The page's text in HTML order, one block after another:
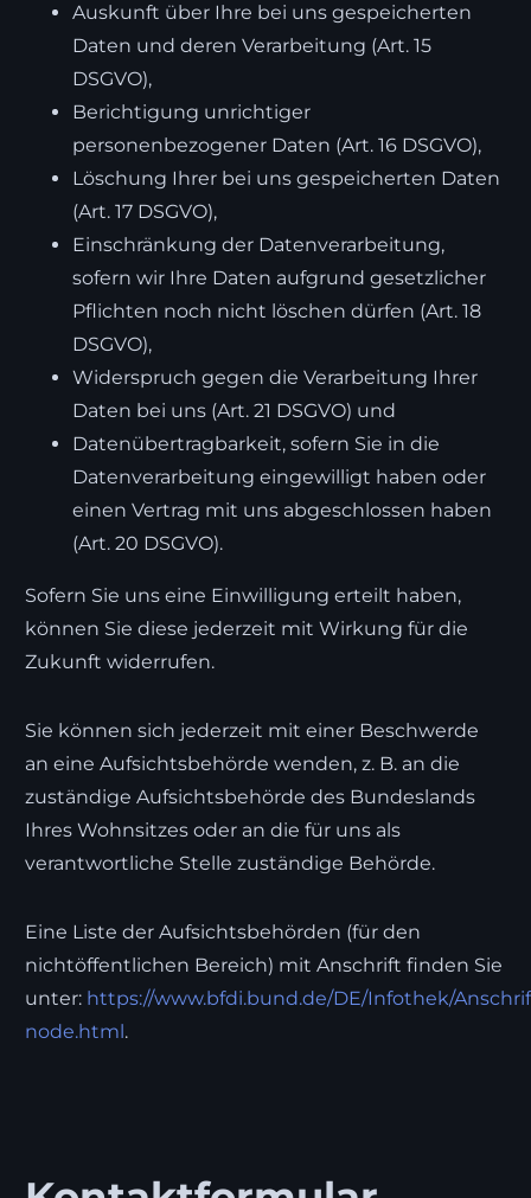
Auskunft über Ihre bei uns gespeicherten
Daten und deren Verarbeitung (Art. 15
DSGVO),
Berichtigung unrichtiger
personenbezogener Daten (Art. 16 DSGVO),
Löschung Ihrer bei uns gespeicherten Daten
(Art. 17 DSGVO),
Einschränkung der Datenverarbeitung,
sofern wir Ihre Daten aufgrund gesetzlicher
Pflichten noch nicht löschen dürfen (Art. 18
DSGVO),
Widerspruch gegen die Verarbeitung Ihrer
Daten bei uns (Art. 21 DSGVO) und
Datenübertragbarkeit, sofern Sie in die
Datenverarbeitung eingewilligt haben oder
einen Vertrag mit uns abgeschlossen haben
(Art. 20 DSGVO).
Sofern Sie uns eine Einwilligung erteilt haben,
können Sie diese jederzeit mit Wirkung für die
Zukunft widerrufen.
Sie können sich jederzeit mit einer Beschwerde
an eine Aufsichtsbehörde wenden, z. B. an die
zuständige Aufsichtsbehörde des Bundeslands
Ihres Wohnsitzes oder an die für uns als
verantwortliche Stelle zuständige Behörde.
Eine Liste der Aufsichtsbehörden (für den
nichtöffentlichen Bereich) mit Anschrift finden Sie
unter: https://www.bfdi.bund.de/DE/Infothek/
node.html.